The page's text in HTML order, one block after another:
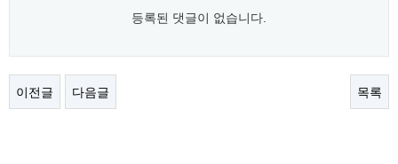
등록된 댓글이 없습니다.
이전글 다음글 목록